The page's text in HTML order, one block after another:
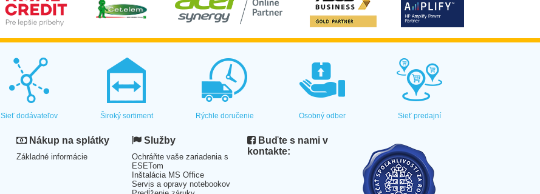
Sieť dodávateľov Široký sortiment Rýchle doručenie Osobný odber Sieť predajní
Nákup na splátky
Základné informácie
Služby
Ochráňte vaše zariadenia s
ESETom
Inštalácia MS Office
Servis a opravy notebookov
Buďte s nami v
kontakte: